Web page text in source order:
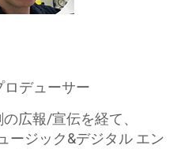
ロデューサー
広報/宣伝を経て、
ージック&デジタル エン